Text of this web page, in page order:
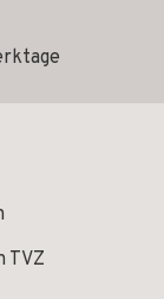
TVZ